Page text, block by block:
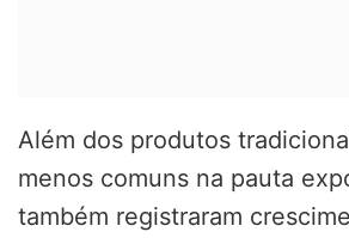
Além dos produtos
menos comuns na pauta
também registraram